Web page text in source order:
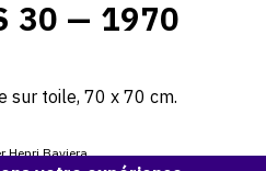
30 — 1970
sur toile, 70 x 70 cm.
Henri Baviera